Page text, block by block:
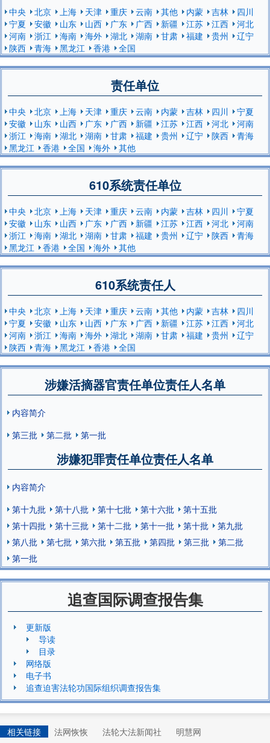
中央 北京 上海 天津 重庆 云南 其他 内蒙 吉林
四川
宁夏
安徽 山东 山西 广东 广西 新疆 江苏 江西
河北
河南
浙江 海南 海外 湖北 湖南 甘肃 福建 贵州
辽宁
陕西
青海 黑龙江 香港 全国
责任单位
中央 北京 上海 天津 重庆 云南 内蒙 吉林 四川
宁夏
安徽
山东 山西 广东 广西 新疆 江苏 江西 河北
河南
浙江
海南 湖北 湖南 甘肃 福建 贵州 辽宁 陕西
青海
黑龙江
香港 全国 海外 其他
610系统责任单位
中央 北京 上海 天津 重庆 云南 内蒙 吉林 四川
宁夏
安徽
山东 山西 广东 广西 新疆 江苏 江西 河北
河南
浙江
海南 湖北 湖南 甘肃 福建 贵州 辽宁 陕西
青海
黑龙江
香港 全国 海外 其他
610系统责任人
中央 北京 上海 天津 重庆 云南 其他 内蒙 吉林
四川
宁夏
安徽 山东 山西 广东 广西 新疆 江苏 江西
河北
河南
浙江 海南 海外 湖北 湖南 甘肃 福建 贵州
辽宁
陕西
青海 黑龙江 香港 全国
涉嫌活摘器官责任单位责任人名单
内容简介
第三批
第二批 第一批
涉嫌犯罪责任单位责任人名单
内容简介
第十九批
第十八批 第十七批 第十六批
第十五批
第十四批
第十三批 第十二批 第十一批 第十批
第九批
第八批
第七批 第六批 第五批 第四批 第三批
第二批
第一批
追查国际调查报告集
更新版
导读
目录
网络版
电子书
追查迫害法轮功国际组织调查报告集
相关链接 法网恢恢 法轮大法新闻社
明慧网